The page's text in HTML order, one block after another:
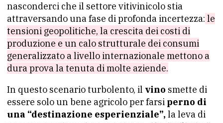
nasconderci che il settore vitivinicolo stia
attraversando una fase di profonda incertezza: le
tensioni geopolitiche, la crescita dei costi di
produzione e un calo strutturale dei consumi
generalizzato a livello internazionale mettono a
dura prova la tenuta di molte aziende.
In questo scenario turbolento, il vino smette di
essere solo un bene agricolo per farsi perno di
una “destinazione esperienziale”, la leva di